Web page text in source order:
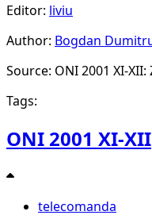
Editor: liviu
Author: Bogdan
Source: ONI 2001 XI-
Tags:
ONI 2001 XI-XII
telecomanda